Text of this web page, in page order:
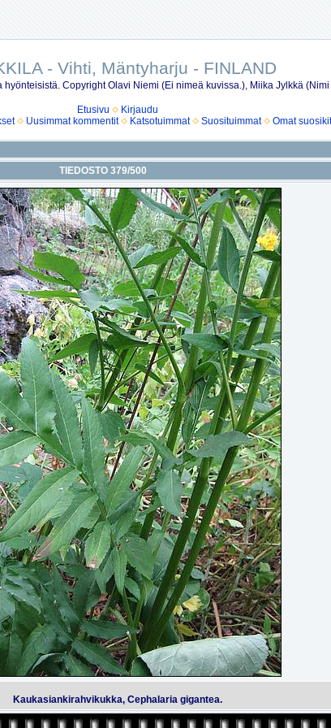
- Vihti, Mäntyharju - FINLAND
hyönteisistä. Copyright Olavi Niemi (Ei nimeä kuvissa.), Miika Jylkkä
Etusivu
Kirjaudu
Uusimmat kommentit Katsotuimmat Suosituimmat Omat suosikit
TIEDOSTO 379/500
Kaukasiankirahvikukka, Cephalaria gigantea.